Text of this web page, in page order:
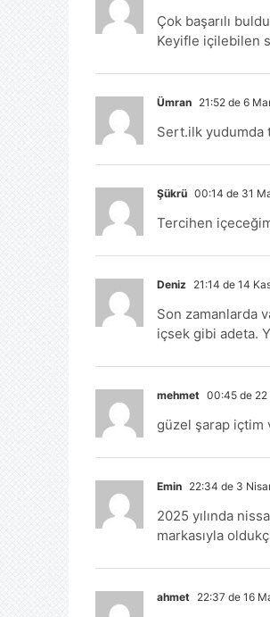
Çok başarılı
Keyifle içilebilen
Ümran 21:52 de 6
Sert.ilk yudumda
Şükrü 00:14 de 31
Tercihen
Deniz 21:14 de 14
Son zamanlarda
içsek gibi adeta.
mehmet 00:45 de 22
güzel şarap içtim
Emin 22:34 de 3
2025 yılında
markasıyla
ahmet 22:37 de 16